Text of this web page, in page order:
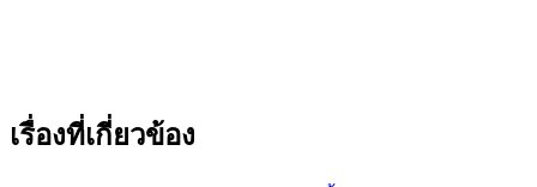
เรื่องที่เกี่ยวข้อง